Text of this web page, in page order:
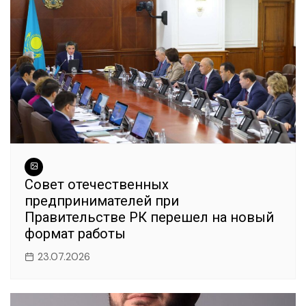
Совет отечественных
предпринимателей при
Правительстве РК перешел на новый
формат работы
23.07.2026